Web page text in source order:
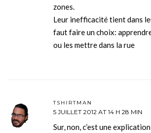
zones.
Leur inefficacité tient dans
faut faire un choix:
ou les mettre dans la rue
TSHIRTMAN
5 JUILLET 2012 AT 14 H 28 MIN
Sur, non, c’est une